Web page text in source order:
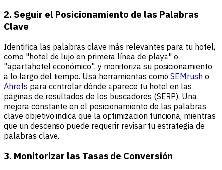
2. Seguir el Posicionamiento de las Palabras
Clave
Identifica las palabras clave más relevantes para tu hotel,
como "hotel de lujo en primera línea de playa" o
"apartahotel económico", y monitoriza su posicionamiento
a lo largo del tiempo. Usa herramientas como SEMrush o
Ahrefs para controlar dónde aparece tu hotel en las
páginas de resultados de los buscadores (SERP). Una
mejora constante en el posicionamiento de las palabras
clave objetivo indica que la optimización funciona, mientras
que un descenso puede requerir revisar tu estrategia de
palabras clave.
3. Monitorizar las Tasas de Conversión